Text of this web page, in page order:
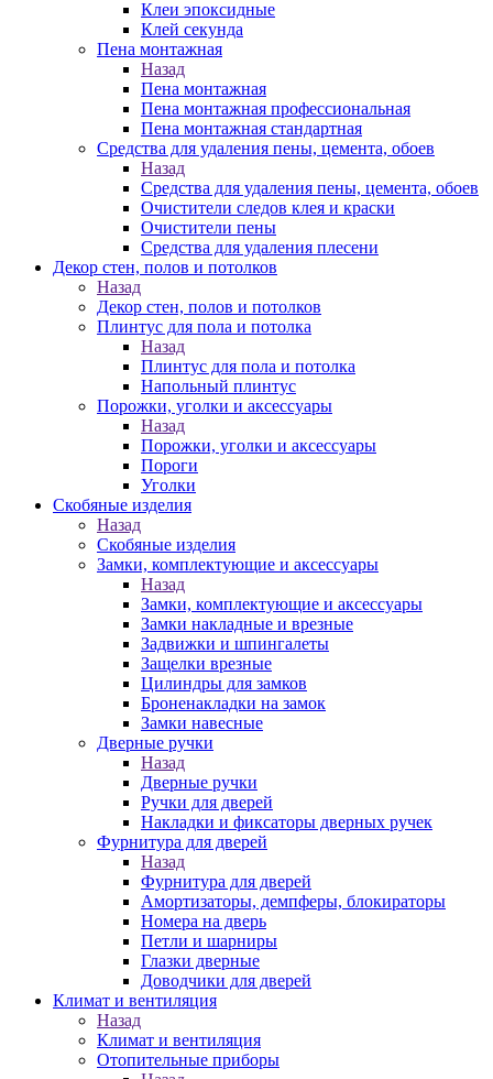
Клеи эпоксидные
Клей секунда
Пена монтажная
Назад
Пена монтажная
Пена монтажная профессиональная
Пена монтажная стандартная
Средства для удаления пены, цемента, обоев
Назад
Средства для удаления пены, цемента, обоев
Очистители следов клея и краски
Очистители пены
Средства для удаления плесени
Декор стен, полов и потолков
Назад
Декор стен, полов и потолков
Плинтус для пола и потолка
Назад
Плинтус для пола и потолка
Напольный плинтус
Порожки, уголки и аксессуары
Назад
Порожки, уголки и аксессуары
Пороги
Уголки
Скобяные изделия
Назад
Скобяные изделия
Замки, комплектующие и аксессуары
Назад
Замки, комплектующие и аксессуары
Замки накладные и врезные
Задвижки и шпингалеты
Защелки врезные
Цилиндры для замков
Броненакладки на замок
Замки навесные
Дверные ручки
Назад
Дверные ручки
Ручки для дверей
Накладки и фиксаторы дверных ручек
Фурнитура для дверей
Назад
Фурнитура для дверей
Амортизаторы, демпферы, блокираторы
Номера на дверь
Петли и шарниры
Глазки дверные
Доводчики для дверей
Климат и вентиляция
Назад
Климат и вентиляция
Отопительные приборы